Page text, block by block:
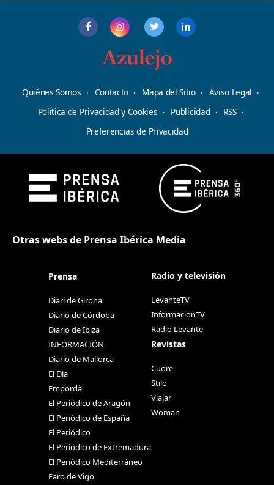
Quiénes Somos Contacto Mapa del Sitio
Aviso Legal
Política de Privacidad y Cookies
Publicidad
RSS
Preferencias de Privacidad
Otras webs de Prensa Ibérica Media
Prensa
Diari de Girona
Diario de Córdoba
Diario de Ibiza
INFORMACIÓN
Diario de Mallorca
El Día
Empordà
El Periódico de Aragón
El Periódico de España
El Periódico
El Periódico de Extremadura
El Periódico Mediterráneo
Faro de Vigo
Radio y televisión
LevanteTV
InformacionTV
Radio Levante
Revistas
Cuore
Stilo
Viajar
Woman